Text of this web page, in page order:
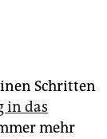
Schritten
in das
mehr